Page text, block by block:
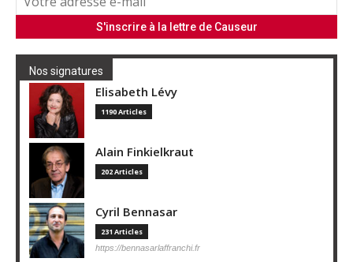
Nos signatures
Elisabeth Lévy
1190 Articles
Alain Finkielkraut
202 Articles
Cyril Bennasar
231 Articles
https://bennasarlaffranchi.fr